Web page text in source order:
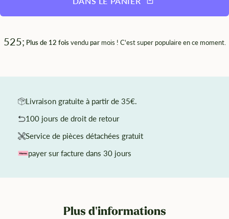
525; Plus de 12 foisvenduparmois ! C'est super populaire en ce moment.
Livraison gratuite à partir de 35€.
100 jours de droit de retour
Service de pièces détachées gratuit
payer sur facture dans 30 jours
Plus d'informations